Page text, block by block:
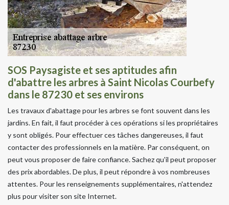
SOS Paysagiste et ses aptitudes afin
d'abattre les arbres à Saint Nicolas Courbefy
dans le 87230 et ses environs
Les travaux d'abattage pour les arbres se font souvent dans les
jardins. En fait, il faut procéder à ces opérations si les propriétaires
y sont obligés. Pour effectuer ces tâches dangereuses, il faut
contacter des professionnels en la matière. Par conséquent, on
peut vous proposer de faire confiance. Sachez qu'il peut proposer
des prix abordables. De plus, il peut répondre à vos nombreuses
attentes. Pour les renseignements supplémentaires, n'attendez
plus pour visiter son site Internet.